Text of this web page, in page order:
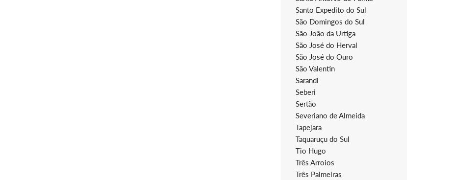
Santo Expedito do Sul
São Domingos do Sul
São João da Urtiga
São José do Herval
São José do Ouro
São Valentin
Sarandi
Seberi
Sertão
Severiano de Almeida
Tapejara
Taquaruçu do Sul
Tio Hugo
Três Arroios
Três Palmeiras